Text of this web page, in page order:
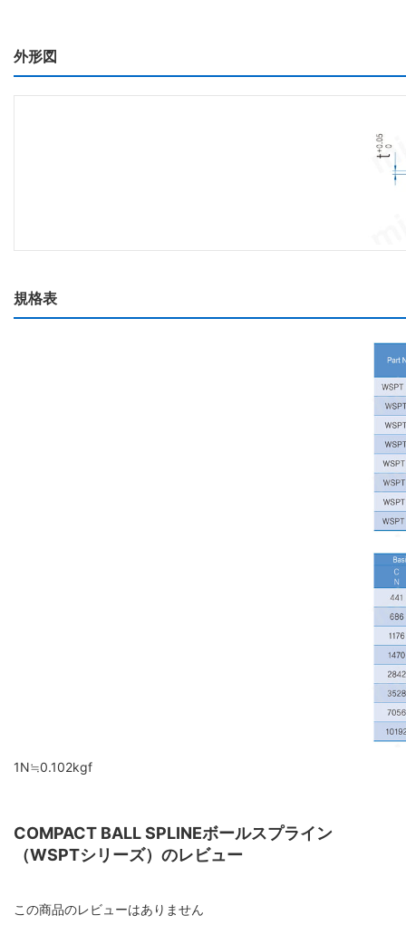
外形図
規格表
1N≒0.102kgf
COMPACT BALL SPLINEボールスプライン
（WSPTシリーズ）のレビュー
この商品のレビューはありません